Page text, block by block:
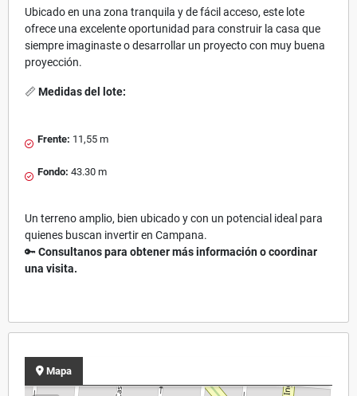
Ubicado en una zona tranquila y de fácil acceso, este lote
ofrece una excelente oportunidad para construir la casa que
siempre imaginaste o desarrollar un proyecto con muy buena
proyección.
📏 Medidas del lote:
Frente: 11,55 m
Fondo: 43.30 m
Un terreno amplio, bien ubicado y con un potencial ideal para
quienes buscan invertir en Campana.
🔑Consultanos para obtener más información o coordinar
una visita.
Mapa